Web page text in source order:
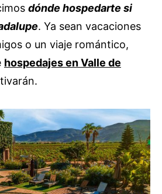
dónde hospedarte si
. Ya sean vacaciones
o un viaje romántico,
hospedajes en Valle de